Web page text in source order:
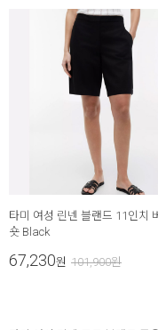
타미 여성 린넨 블랜드 11인치
숏 Black
67,230원 101,900원